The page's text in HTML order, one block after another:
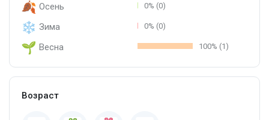
Осень 0% (0)
Зима 0% (0)
Весна 100% (1)
Возраст